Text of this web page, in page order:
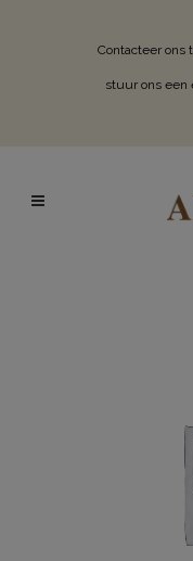
Contacteer ons
stuur ons een